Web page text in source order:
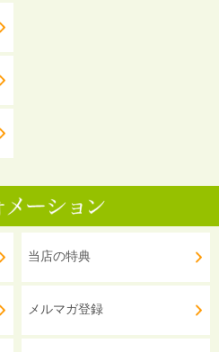
当店の特典
メルマガ登録